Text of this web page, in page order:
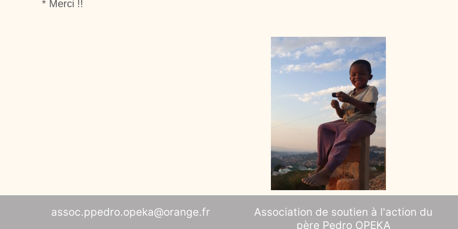
* Merci !!
assoc.ppedro.opeka@orange.fr
Association de soutien à l'action du
père Pedro OPEKA